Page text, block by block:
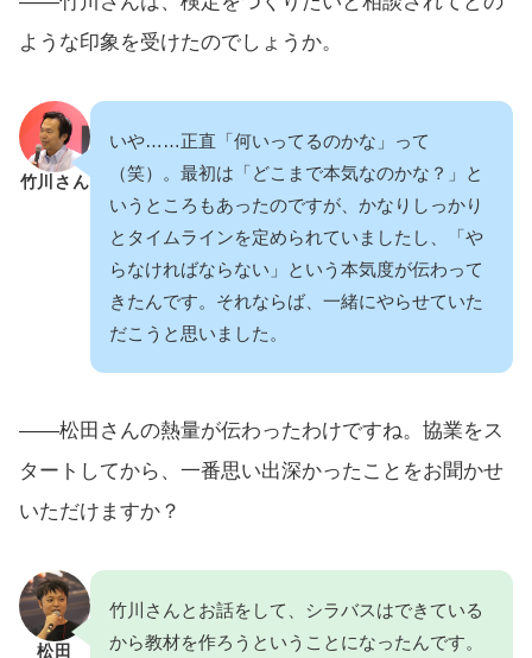
ような印象を受けたのでしょうか。
竹川さん
いや……正直「何いってるのかな」って
（笑）。最初は「どこまで本気なのかな？」と
いうところもあったのですが、かなりしっかり
とタイムラインを定められていましたし、「や
らなければならない」という本気度が伝わって
きたんです。それならば、一緒にやらせていた
だこうと思いました。
――松田さんの熱量が伝わったわけですね。協業をス
タートしてから、一番思い出深かったことをお聞かせ
いただけますか？
松田
竹川さんとお話をして、シラバスはできている
から教材を作ろうということになったんです。